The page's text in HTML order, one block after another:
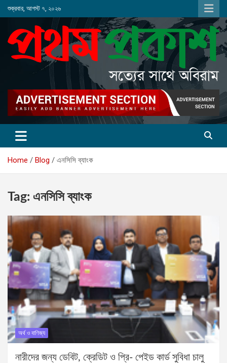
Skip
to
শুক্রবার, আগস্ট ৭, ২০২৬
Home Blog এনসিসি ব্যাংক
Tag: এনসিসি ব্যাংক
অর্থ ও বাণিজ্য
নারীদের জন্য ডেবিট, ক্রেডিট ও প্রি- পেইড কার্ড সুবিধা চালু